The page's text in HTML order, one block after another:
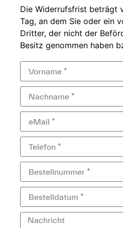
Die Widerrufsfrist beträgt
Tag, an dem Sie oder ein
Dritter, der nicht der
Besitz genommen haben